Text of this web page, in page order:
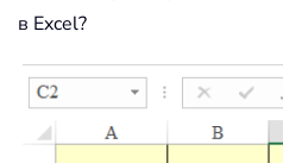
в Excel?